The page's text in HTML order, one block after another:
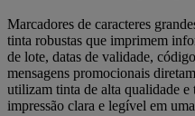
Marcadores de caracteres
tinta robustas que imprimem
de lote, datas de validade,
mensagens promocionais
utilizam tinta de alta qualidade
impressão clara e legível em